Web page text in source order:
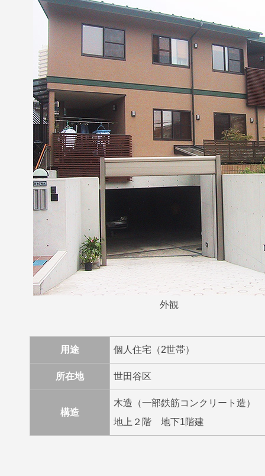
外観
用途 個人住宅（2世帯）
所在地 世田谷区
構造
木造（一部鉄筋コンクリート造）
地上２階 地下1階建